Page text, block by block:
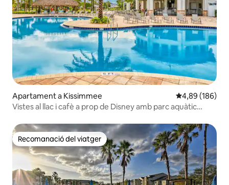
Apartament a Kissimmee 4,89 de
4,89 (186)
Vistes al llac i cafè a prop de Disney amb parc aquàtic
Recomanació del viatger
Recomanació del viatger